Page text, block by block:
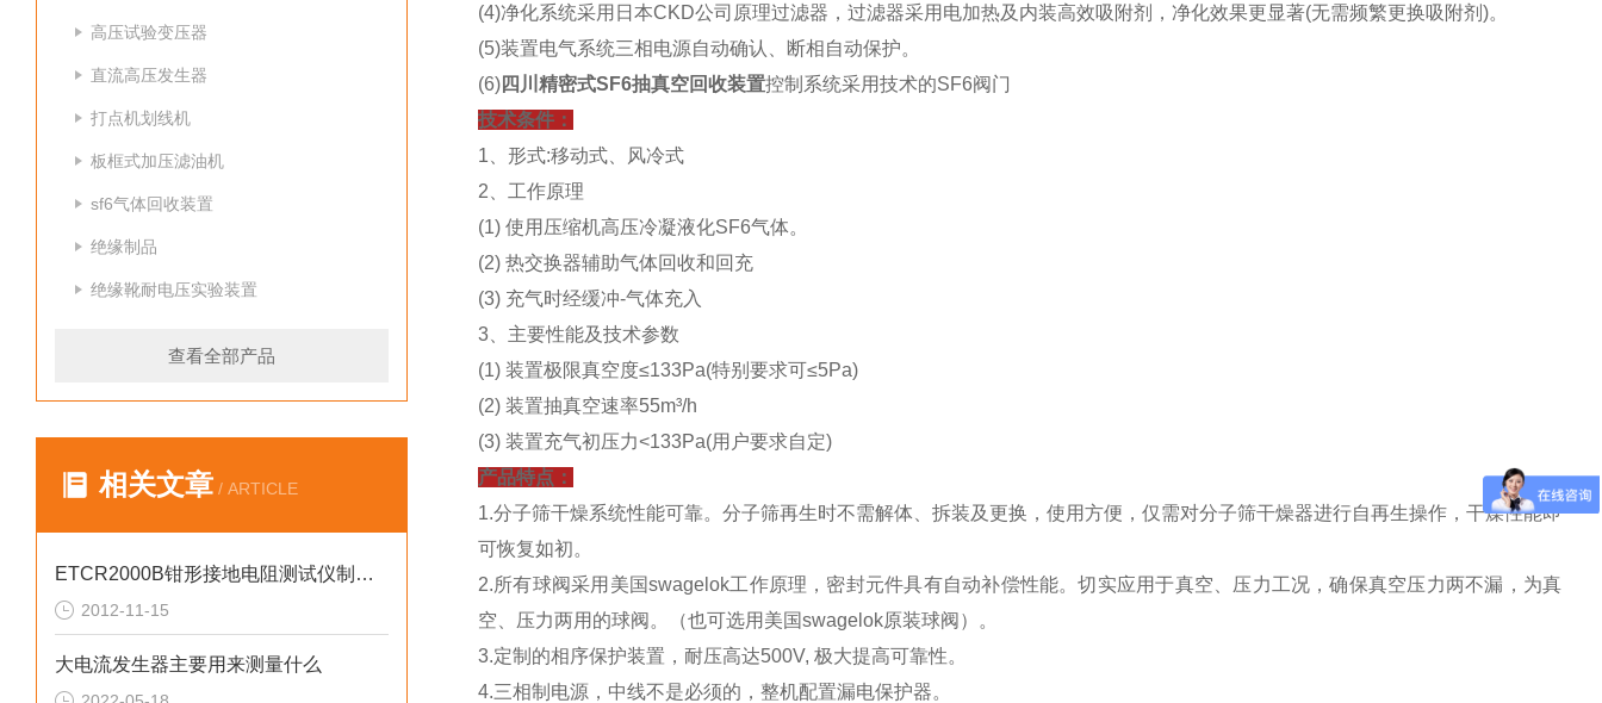
高压试验变压器
直流高压发生器
打点机划线机
板框式加压滤油机
sf6气体回收装置
绝缘制品
绝缘靴耐电压实验装置
查看全部产品
相关文章 / ARTICLE
ETCR2000B钳形接地电阻测试仪制造厂家
2012-11-15
大电流发生器主要用来测量什么
(4)净化系统采用日本CKD公司原理过滤器，过滤器采用电加热及内装高效吸附剂，净化效果更显著(无需频繁更换吸附剂)。
(5)装置电气系统三相电源自动确认、断相自动保护。
(6)四川精密式SF6抽真空回收装置控制系统采用技术的SF6阀门
技术条件：
1、形式:移动式、风冷式
2、工作原理
(1) 使用压缩机高压冷凝液化SF6气体。
(2) 热交换器辅助气体回收和回充
(3) 充气时经缓冲-气体充入
3、主要性能及技术参数
(1) 装置极限真空度≤133Pa(特别要求可≤5Pa)
(2) 装置抽真空速率55m³/h
(3) 装置充气初压力<133Pa(用户要求自定)
产品特点：
1.分子筛干燥系统性能可靠。分子筛再生时不需解体、拆装及更换，使用方便，仅需对分子筛干燥器进行自再生操作，干燥性能即
可恢复如初。
2.所有球阀采用美国swagelok工作原理，密封元件具有自动补偿性能。切实应用于真空、压力工况，确保真空压力两不漏，为真
空、压力两用的球阀。（也可选用美国swagelok原装球阀）。
3.定制的相序保护装置，耐压高达500V, 极大提高可靠性。
4.三相制电源，中线不是必须的，整机配置漏电保护器。